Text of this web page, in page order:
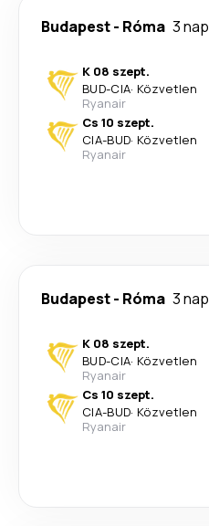
Budapest- Róma 3 nap
K 08 szept.
BUD-CIA· Közvetlen
Ryanair
Cs 10 szept.
CIA-BUD· Közvetlen
Ryanair
Budapest- Róma 3 nap
K 08 szept.
BUD-CIA· Közvetlen
Ryanair
Cs 10 szept.
CIA-BUD· Közvetlen
Ryanair